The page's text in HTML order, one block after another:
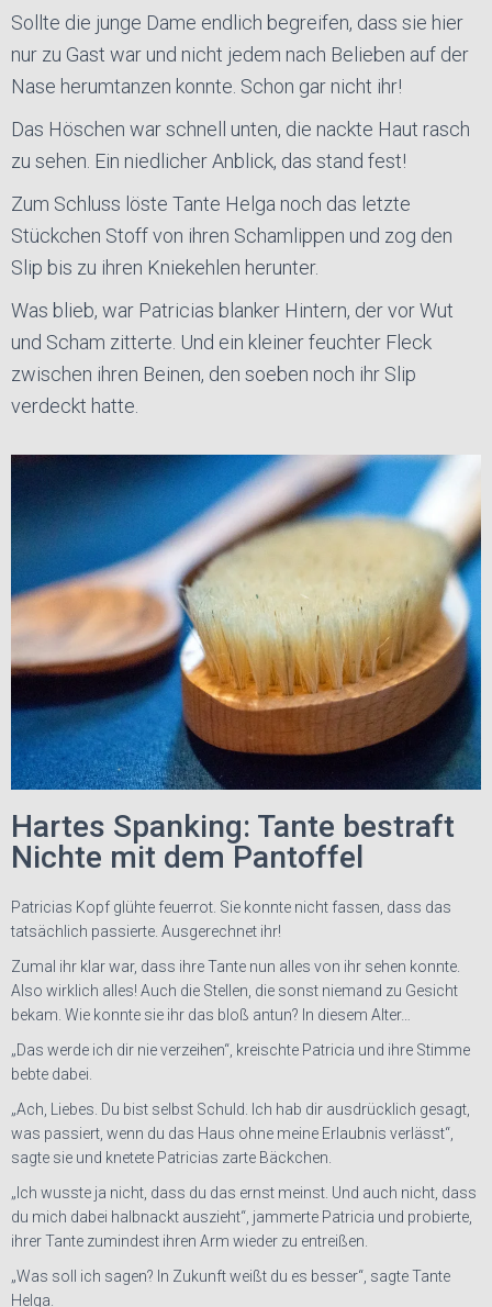
Sollte die junge Dame endlich begreifen, dass sie hier
nur zu Gast war und nicht jedem nach Belieben auf der
Nase herumtanzen konnte. Schon gar nicht ihr!
Das Höschen war schnell unten, die nackte Haut rasch
zu sehen. Ein niedlicher Anblick, das stand fest!
Zum Schluss löste Tante Helga noch das letzte
Stückchen Stoff von ihren Schamlippen und zog den
Slip bis zu ihren Kniekehlen herunter.
Was blieb, war Patricias blanker Hintern, der vor Wut
und Scham zitterte. Und ein kleiner feuchter Fleck
zwischen ihren Beinen, den soeben noch ihr Slip
verdeckt hatte.
Hartes Spanking: Tante bestraft
Nichte mit dem Pantoffel
Patricias Kopf glühte feuerrot. Sie konnte nicht fassen, dass das
tatsächlich passierte. Ausgerechnet ihr!
Zumal ihr klar war, dass ihre Tante nun alles von ihr sehen konnte.
Also wirklich alles! Auch die Stellen, die sonst niemand zu Gesicht
bekam. Wie konnte sie ihr das bloß antun? In diesem Alter…
„Das werde ich dir nie verzeihen“, kreischte Patricia und ihre Stimme
bebte dabei.
„Ach, Liebes. Du bist selbst Schuld. Ich hab dir ausdrücklich gesagt,
was passiert, wenn du das Haus ohne meine Erlaubnis verlässt“,
sagte sie und knetete Patricias zarte Bäckchen.
„Ich wusste ja nicht, dass du das ernst meinst. Und auch nicht, dass
du mich dabei halbnackt auszieht“, jammerte Patricia und probierte,
ihrer Tante zumindest ihren Arm wieder zu entreißen.
„Was soll ich sagen? In Zukunft weißt du es besser“, sagte Tante
Helga.